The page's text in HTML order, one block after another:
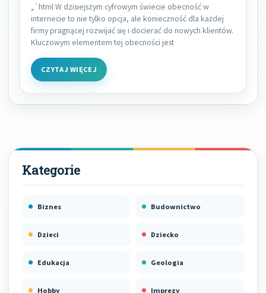
„`html W dzisiejszym cyfrowym świecie obecność w
internecie to nie tylko opcja, ale konieczność dla każdej
firmy pragnącej rozwijać się i docierać do nowych klientów.
Kluczowym elementem tej obecności jest
CZYTAJ WIĘCEJ
Biznes Budownictwo
Dzieci Dziecko
Edukacja Geologia
Hobby Imprezy